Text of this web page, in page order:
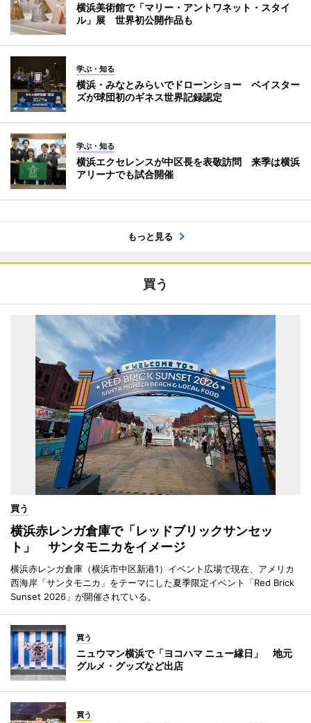
横浜美術館で「マリー・アントワネット・スタイ
ル」展 世界初公開作品も
学ぶ・知る
横浜・みなとみらいでドローンショー ベイスター
ズが球団初のギネス世界記録認定
学ぶ・知る
横浜エクセレンスが中区長を表敬訪問 来季は横浜
アリーナでも試合開催
もっと見る
買う
買う
横浜赤レンガ倉庫で「レッドブリックサンセッ
ト」 サンタモニカをイメージ
横浜赤レンガ倉庫（横浜市中区新港1）イベント広場で現在、アメリカ
西海岸「サンタモニカ」をテーマにした夏季限定イベント「Red Brick
Sunset 2026」が開催されている。
買う
ニュウマン横浜で「ヨコハマ ニュー縁日」 地元
グルメ・グッズなど出店
買う